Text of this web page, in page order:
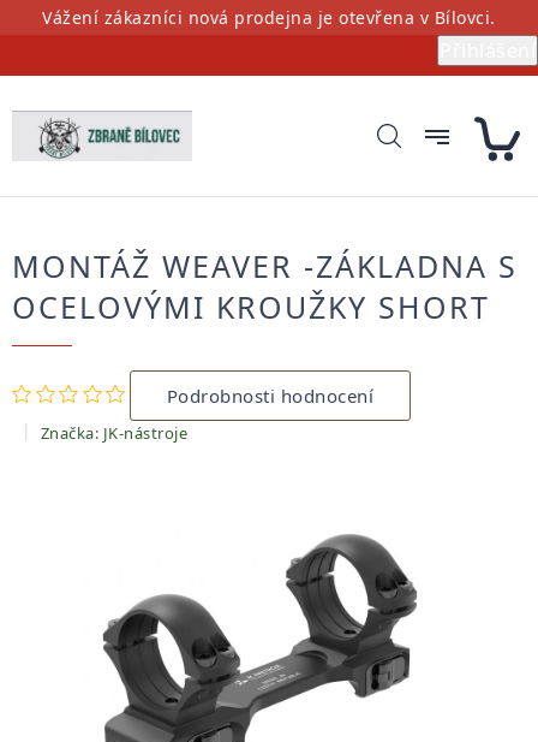
PřejítVážení zákazníci nová prodejna je otevřena v Bílovci.
MONTÁŽ WEAVER -ZÁKLADNA S
OCELOVÝMI KROUŽKY SHORT
Průměrné
hodnocení
produktu
je
Podrobnosti hodnocení
Značka: JK-nástroje